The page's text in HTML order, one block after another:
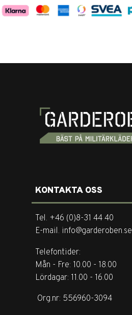
KONTAKTA OSS
Tel. +46 (0)8-31 44 40
E-mail. info@garderoben.se
Telefontider:
Mån - Fre: 10.00 - 18.00
Lördagar: 11.00 - 16.00
Org.nr: 556960-3094